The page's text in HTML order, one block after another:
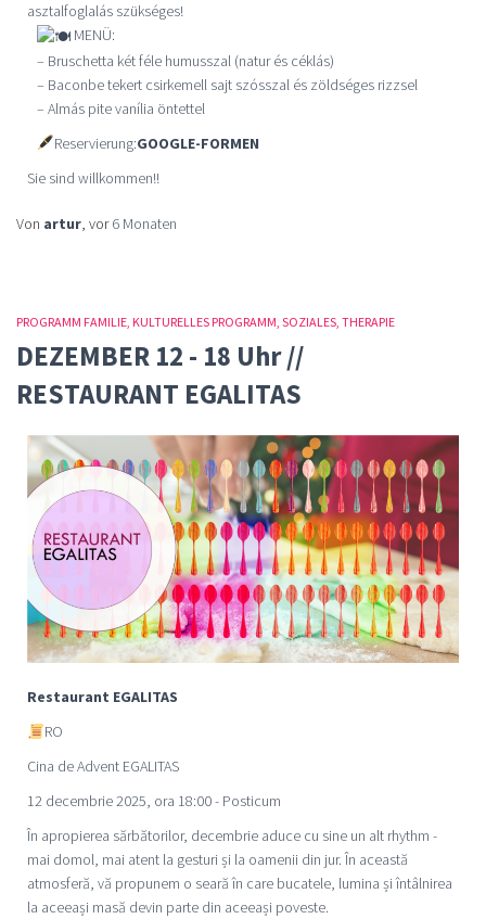
asztalfoglalás szükséges!
MENÜ:
– Bruschetta két féle humusszal (natur és céklás)
– Baconbe tekert csirkemell sajt szósszal és zöldséges rizzsel
– Almás pite vanília öntettel
Reservierung:GOOGLE-FORMEN
Sie sind willkommen!!
Von artur, vor6 Monaten
PROGRAMM FAMILIE KULTURELLES PROGRAMM SOZIALES THERAPIE
DEZEMBER 12 - 18 Uhr //
RESTAURANT EGALITAS
Restaurant EGALITAS
RO
Cina de Advent EGALITAS
12 decembrie 2025, ora 18:00 - Posticum
În apropierea sărbătorilor, decembrie aduce cu sine un alt rhythm -
mai domol, mai atent la gesturi și la oamenii din jur. În această
atmosferă, vă propunem o seară în care bucatele, lumina și întâlnirea
la aceeași masă devin parte din aceeași poveste.